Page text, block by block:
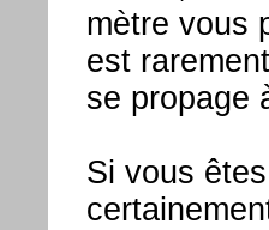
mètre vous
est
se propage
Si vous